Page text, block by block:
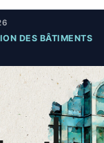
DES BÂTIMENTS